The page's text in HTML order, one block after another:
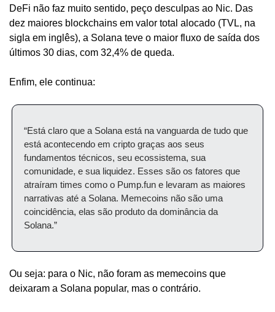
DeFi não faz muito sentido, peço desculpas ao Nic. Das
dez maiores blockchains em valor total alocado (TVL, na
sigla em inglês), a Solana teve o maior fluxo de saída dos
últimos 30 dias, com 32,4% de queda.
Enfim, ele continua:
“Está claro que a Solana está na vanguarda de tudo que
está acontecendo em cripto graças aos seus
fundamentos técnicos, seu ecossistema, sua
comunidade, e sua liquidez. Esses são os fatores que
atraíram times como o Pump.fun e levaram as maiores
narrativas até a Solana. Memecoins não são uma
coincidência, elas são produto da dominância da
Solana.”
Ou seja: para o Nic, não foram as memecoins que
deixaram a Solana popular, mas o contrário.